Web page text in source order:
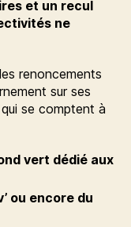
et un recul
ne
renoncements
sur ses
se comptent à
vert dédié aux
ou encore du